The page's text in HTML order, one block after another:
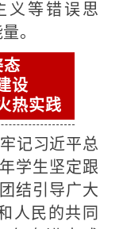
义等错误思
。
态
设
热实践
记习近平总
学生坚定跟
结引导广大
人民的共同